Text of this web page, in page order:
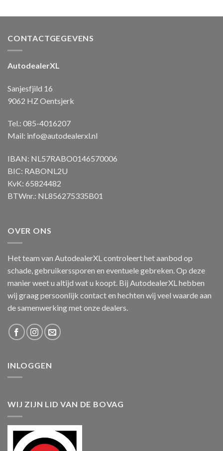
CONTACTGEGEVENS
AutodealerXL
Sanjesfjild 16
9062 HZ Oentsjerk
Tel.: 085-4016207
Mail: info@autodealerxl.nl
IBAN: NL57RABO0146570006
BIC: RABONL2U
KvK: 65824482
BTWnr.: NL856275335B01
OVER ONS
Het team van AutodealerXL controleert het aanbod op
schade, gebruikerssporen en eventuele gebreken. Op deze
manier weet u altijd wat u koopt. Bij AutodealerXL hebben
wij graag persoonlijk contact en hechten wij veel waarde aan
de samenwerking met onze dealers.
INLOGGEN
WIJ ZIJN LID VAN DE BOVAG